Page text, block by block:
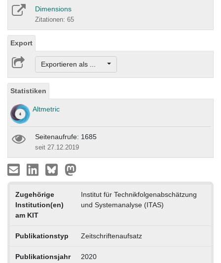
Dimensions
Zitationen: 65
Export
Exportieren als ...
Statistiken
Altmetric
Seitenaufrufe: 1685
seit 27.12.2019
Zugehörige
Institution(en)
am KIT
Institut für Technikfolgenabschätzung
und Systemanalyse (ITAS)
Publikationstyp Zeitschriftenaufsatz
Publikationsjahr 2020